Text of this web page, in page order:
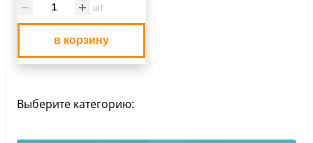
шт
в корзину
Выберите категорию: